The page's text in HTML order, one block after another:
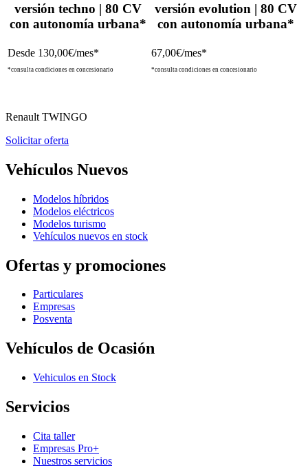
versión techno | 80 CV
con autonomía urbana*
versión evolution | 80 CV
con autonomía urbana*
Desde 130,00€/mes* 67,00€/mes*
*consulta condiciones en concesionario *consulta condiciones en concesionario
Renault TWINGO
Solicitar oferta
Vehículos Nuevos
Modelos híbridos
Modelos eléctricos
Modelos turismo
Vehículos nuevos en stock
Ofertas y promociones
Particulares
Empresas
Posventa
Vehículos de Ocasión
Vehiculos en Stock
Servicios
Cita taller
Empresas Pro+
Nuestros servicios